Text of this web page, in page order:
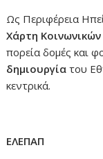
Ως Περιφέρεια
Χάρτη
πορεία δομές και
δημιουργία του
κεντρικά.
ΕΛΕΠΑΠ